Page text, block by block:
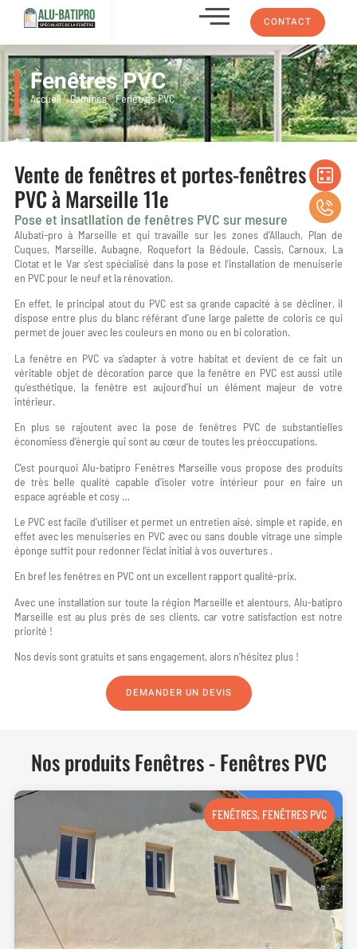
CONTACT
Fenêtres PVC
Accueil/Gammes/Fenêtres PVC
Vente de fenêtres et portes-fenêtres en
PVC à Marseille 11e
Pose et insatllation de fenêtres PVC sur mesure
Alubati-pro à Marseille et qui travaille sur les zones d’Allauch, Plan de
Cuques, Marseille, Aubagne, Roquefort la Bédoule, Cassis, Carnoux, La
Ciotat et le Var s’est spécialisé dans la pose et l’installation de menuiserie
en PVC pour le neuf et la rénovation.
En effet, le principal atout du PVC est sa grande capacité à se décliner, il
dispose entre plus du blanc référant d’une large palette de coloris ce qui
permet de jouer avec les couleurs en mono ou en bi coloration.
La fenêtre en PVC va s’adapter à votre habitat et devient de ce fait un
véritable objet de décoration parce que la fenêtre en PVC est aussi utile
qu’esthétique, la fenêtre est aujourd’hui un élément majeur de votre
intérieur.
En plus se rajoutent avec la pose de fenêtres PVC de substantielles
économiess d’énergie qui sont au cœur de toutes les préoccupations.
C’est pourquoi Alu-batipro Fenêtres Marseille vous propose des produits
de très belle qualité capable d’isoler votre intérieur pour en faire un
espace agréable et cosy …
Le PVC est facile d’utiliser et permet un entretien aisé, simple et rapide, en
effet avec les menuiseries en PVC avec ou sans double vitrage une simple
éponge suffit pour redonner l’éclat initial à vos ouvertures .
En bref les fenêtres en PVC ont un excellent rapport qualité-prix.
Avec une installation sur toute la région Marseille et alentours, Alu-batipro
Marseille est au plus près de ses clients, car votre satisfaction est notre
priorité !
Nos devis sont gratuits et sans engagement, alors n’hésitez plus !
DEMANDER UN DEVIS
Nos produitsFenêtres-Fenêtres PVC
FENÊTRES, FENÊTRES PVC